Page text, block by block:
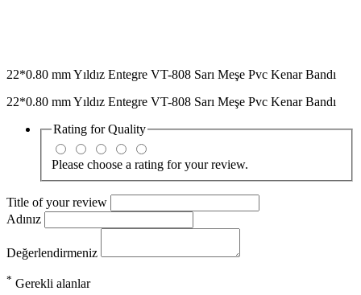
22*0.80 mm Yıldız Entegre VT-808 Sarı Meşe Pvc Kenar Bandı
22*0.80 mm Yıldız Entegre VT-808 Sarı Meşe Pvc Kenar Bandı
Rating forQuality
Please choose a rating for your review.
Title of your review
Adınız
Değerlendirmeniz
* Gerekli alanlar